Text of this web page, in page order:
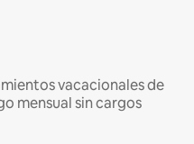
vacacionales de
mensual sin cargos